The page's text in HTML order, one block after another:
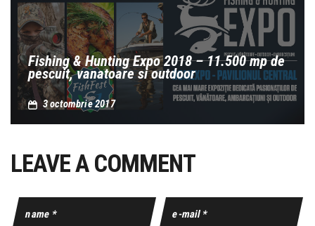
Fishing & Hunting Expo 2018 – 11.500 mp de
pescuit, vanatoare si outdoor
3 octombrie 2017
LEAVE A COMMENT